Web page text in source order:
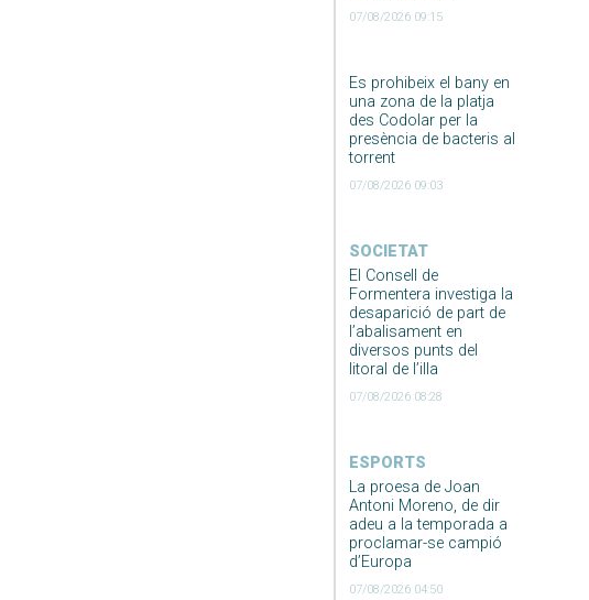
07/08/2026 09:15
Es prohibeix el bany en
una zona de la platja
des Codolar per la
presència de bacteris al
torrent
07/08/2026 09:03
SOCIETAT
El Consell de
Formentera investiga la
desaparició de part de
l’abalisament en
diversos punts del
litoral de l’illa
07/08/2026 08:28
ESPORTS
La proesa de Joan
Antoni Moreno, de dir
adeu a la temporada a
proclamar-se campió
d’Europa
07/08/2026 04:50